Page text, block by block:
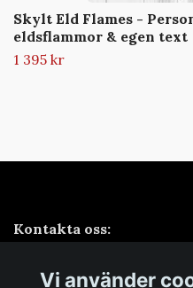
Skylt Eld Flames -
eldsflammor & egen text
1 395 kr
Kontakta oss:
Sociala medier
Vi använder